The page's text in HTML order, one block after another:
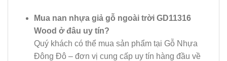
Mua nan nhựa giả gỗ ngoài trời GD11316
Wood ở đâu uy tín?
Quý khách có thể mua sản phẩm tại Gỗ Nhựa
Đông Đô – đơn vị cung cấp uy tín hàng đầu về